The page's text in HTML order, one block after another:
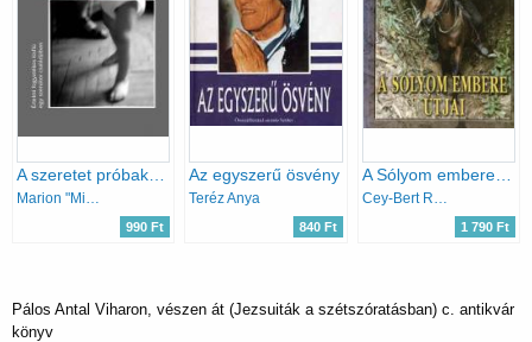
Marion "Mike" Menning
990 Ft
Az egyszerű ösvény
Teréz Anya
840 Ft
A Sólyom embere útjai
Cey-Bert Róbert Gyula
1 790 Ft
Pálos Antal Viharon, vészen át (Jezsuiták a szétszóratásban) c. antikvár
könyv